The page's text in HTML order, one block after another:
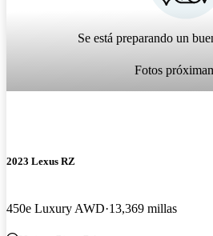
Se está preparando un
Fotos
2023 Lexus RZ
450e Luxury AWD 13,369 millas